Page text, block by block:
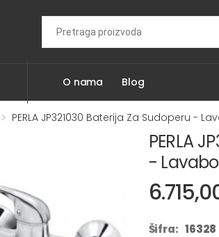
O nama Blog
PERLA JP321030 Baterija Za Sudoperu -
PERLA
-
Šifra: 16328